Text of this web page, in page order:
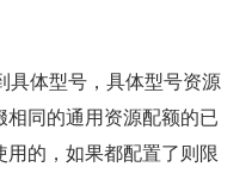
具体型号，具体型号资源
同的通用资源配额的已
的，如果都配置了则限